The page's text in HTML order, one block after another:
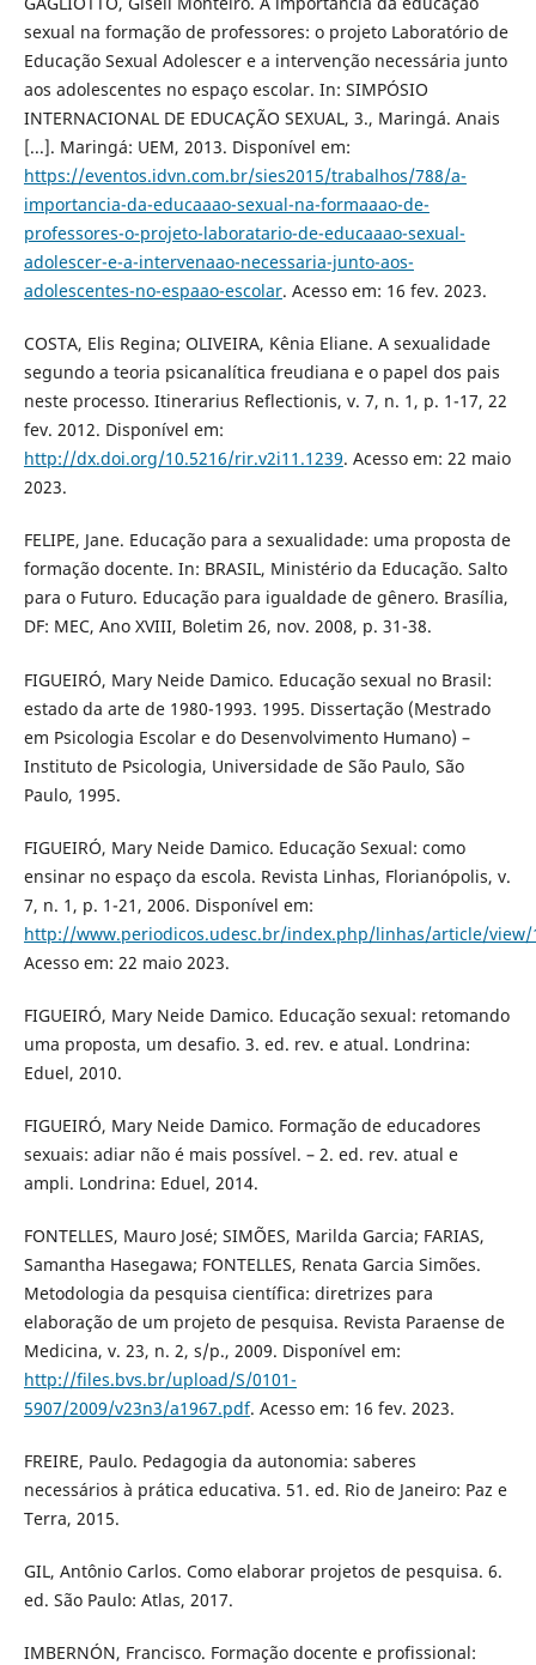
sexual na formação de professores: o projeto Laboratório de
Educação Sexual Adolescer e a intervenção necessária junto
aos adolescentes no espaço escolar. In: SIMPÓSIO
INTERNACIONAL DE EDUCAÇÃO SEXUAL, 3., Maringá. Anais
[...]. Maringá: UEM, 2013. Disponível em:
https://eventos.idvn.com.br/sies2015/trabalhos/788/a-
importancia-da-educaaao-sexual-na-formaaao-de-
professores-o-projeto-laboratario-de-educaaao-sexual-
adolescer-e-a-intervenaao-necessaria-junto-aos-
adolescentes-no-espaao-escolar. Acesso em: 16 fev. 2023.
COSTA, Elis Regina; OLIVEIRA, Kênia Eliane. A sexualidade
segundo a teoria psicanalítica freudiana e o papel dos pais
neste processo. Itinerarius Reflectionis, v. 7, n. 1, p. 1-17, 22
fev. 2012. Disponível em:
http://dx.doi.org/10.5216/rir.v2i11.1239. Acesso em: 22 maio
2023.
FELIPE, Jane. Educação para a sexualidade: uma proposta de
formação docente. In: BRASIL, Ministério da Educação. Salto
para o Futuro. Educação para igualdade de gênero. Brasília,
DF: MEC, Ano XVIII, Boletim 26, nov. 2008, p. 31-38.
FIGUEIRÓ, Mary Neide Damico. Educação sexual no Brasil:
estado da arte de 1980-1993. 1995. Dissertação (Mestrado
em Psicologia Escolar e do Desenvolvimento Humano) –
Instituto de Psicologia, Universidade de São Paulo, São
Paulo, 1995.
FIGUEIRÓ, Mary Neide Damico. Educação Sexual: como
ensinar no espaço da escola. Revista Linhas, Florianópolis, v.
7, n. 1, p. 1-21, 2006. Disponível em:
http://www.periodicos.udesc.br/index.php/linhas/article/view/
Acesso em: 22 maio 2023.
FIGUEIRÓ, Mary Neide Damico. Educação sexual: retomando
uma proposta, um desafio. 3. ed. rev. e atual. Londrina:
Eduel, 2010.
FIGUEIRÓ, Mary Neide Damico. Formação de educadores
sexuais: adiar não é mais possível. – 2. ed. rev. atual e
ampli. Londrina: Eduel, 2014.
FONTELLES, Mauro José; SIMÕES, Marilda Garcia; FARIAS,
Samantha Hasegawa; FONTELLES, Renata Garcia Simões.
Metodologia da pesquisa científica: diretrizes para
elaboração de um projeto de pesquisa. Revista Paraense de
Medicina, v. 23, n. 2, s/p., 2009. Disponível em:
http://files.bvs.br/upload/S/0101-
5907/2009/v23n3/a1967.pdf. Acesso em: 16 fev. 2023.
FREIRE, Paulo. Pedagogia da autonomia: saberes
necessários à prática educativa. 51. ed. Rio de Janeiro: Paz e
Terra, 2015.
GIL, Antônio Carlos. Como elaborar projetos de pesquisa. 6.
ed. São Paulo: Atlas, 2017.
IMBERNÓN, Francisco. Formação docente e profissional: